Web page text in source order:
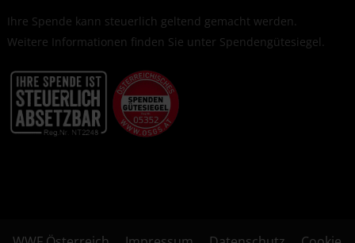
Ihre Spende kann steuerlich geltend gemacht werden.
Weitere Informationen finden Sie unter Spendengütesiegel